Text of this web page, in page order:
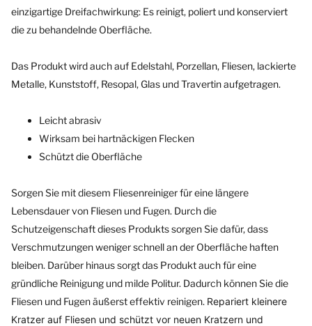
einzigartige Dreifachwirkung: Es reinigt, poliert und konserviert
die zu behandelnde Oberfläche.
Das Produkt wird auch auf Edelstahl, Porzellan, Fliesen, lackierte
Metalle, Kunststoff, Resopal, Glas und Travertin aufgetragen.
Leicht abrasiv
Wirksam bei hartnäckigen Flecken
Schützt die Oberfläche
Sorgen Sie mit diesem Fliesenreiniger für eine längere
Lebensdauer von Fliesen und Fugen. Durch die
Schutzeigenschaft dieses Produkts sorgen Sie dafür, dass
Verschmutzungen weniger schnell an der Oberfläche haften
bleiben. Darüber hinaus sorgt das Produkt auch für eine
gründliche Reinigung und milde Politur. Dadurch können Sie die
Fliesen und Fugen äußerst effektiv reinigen. Repariert kleinere
Kratzer auf Fliesen und schützt vor neuen Kratzern und